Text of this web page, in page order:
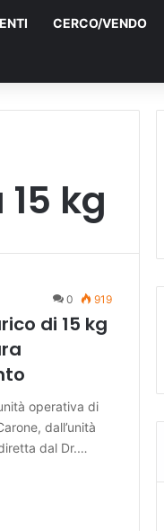
CERCO/VENDO
kg
0 919
di 15 kg
operativa di
dall’unità
dal Dr.…